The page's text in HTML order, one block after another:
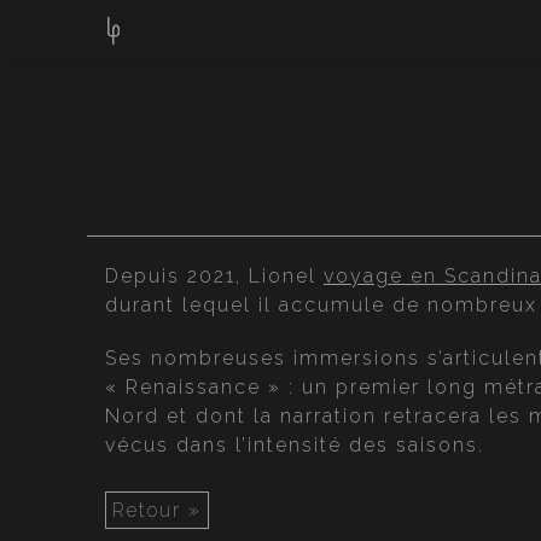
Depuis 2021, Lionel voyage en
durant lequel il accumule de
Ses nombreuses immersions
« Renaissance » : un premier long
Nord et dont la narration retracera les
vécus dans l’intensité des saisons.
Retour »